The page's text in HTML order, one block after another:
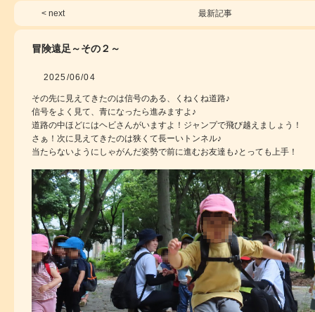
< next 最新記事
冒険遠足～その２～
2025/06/04
その先に見えてきたのは信号のある、くねくね道路♪
信号をよく見て、青になったら進みますよ♪
道路の中ほどにはヘビさんがいますよ！ジャンプで飛び越えましょう！
さぁ！次に見えてきたのは狭くて長ーいトンネル♪
当たらないようにしゃがんだ姿勢で前に進むお友達も♪とっても上手！